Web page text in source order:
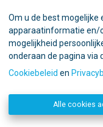
Om u de best mogelijke
apparaatinformatie en/
mogelijkheid
onderaan de pagina via
Cookiebeleid en
Alle cookies
Wat is het adres